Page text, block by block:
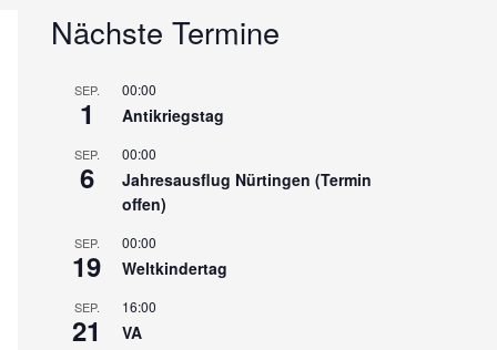
Nächste Termine
SEP.
1
00:00
Antikriegstag
SEP.
6
00:00
Jahresausflug Nürtingen (Termin
offen)
SEP.
19
00:00
Weltkindertag
SEP.
21
16:00
VA